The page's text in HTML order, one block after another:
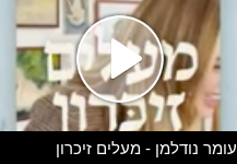
עומר נודלמן - מעלים זיכרון